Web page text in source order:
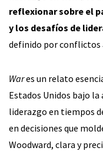
reflexionar sobre el
y los desafíos de
definido por conflictos
Wares un relato
Estados Unidos bajo
liderazgo en tiempos
en decisiones que
Woodward, clara y